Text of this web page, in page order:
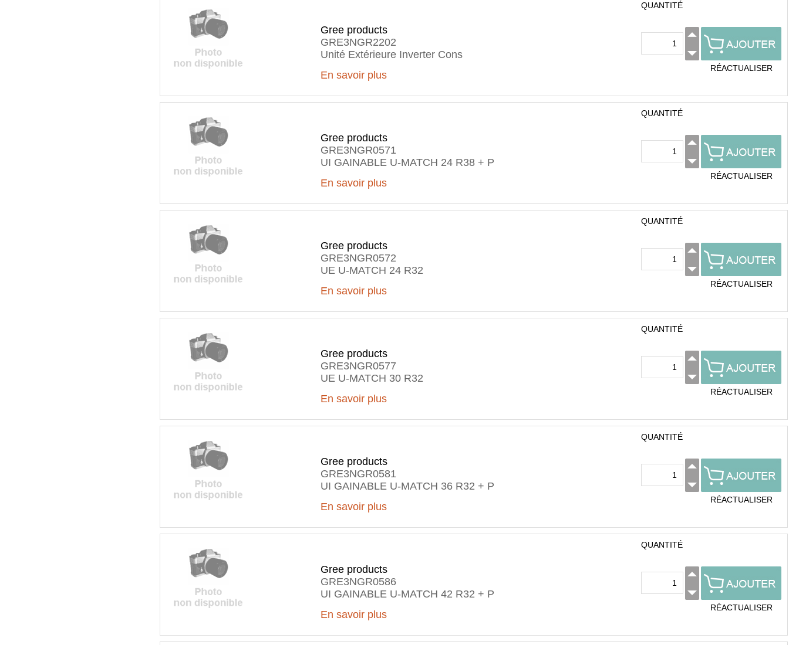
Gree products
GRE3NGR2202
Unité Extérieure Inverter Cons
En savoir plus
QUANTITÉ
RÉACTUALISER
Gree products
GRE3NGR0571
UI GAINABLE U-MATCH 24 R38 + P
En savoir plus
QUANTITÉ
RÉACTUALISER
Gree products
GRE3NGR0572
UE U-MATCH 24 R32
En savoir plus
QUANTITÉ
RÉACTUALISER
Gree products
GRE3NGR0577
UE U-MATCH 30 R32
En savoir plus
QUANTITÉ
RÉACTUALISER
Gree products
GRE3NGR0581
UI GAINABLE U-MATCH 36 R32 + P
En savoir plus
QUANTITÉ
RÉACTUALISER
Gree products
GRE3NGR0586
UI GAINABLE U-MATCH 42 R32 + P
En savoir plus
QUANTITÉ
RÉACTUALISER